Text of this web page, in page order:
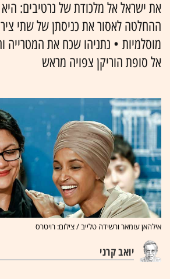
את ישראל אל מלכודת של נרטיבים: היא
ההחלטה לאסור את כניסתן של שתי
מוסלמיות • נתניהו שכח את המטרייה
אל סופת הוריקן צפויה מראש
אילהאן עומאר ורשידה טלייב / צילום: רויטרס
יואב קרני